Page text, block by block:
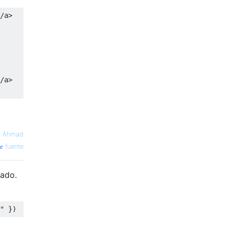
a>
a>
Ahmad
fuente
})